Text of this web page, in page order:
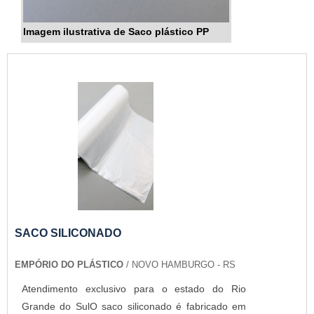
Imagem ilustrativa de Saco plástico PP
SACO SILICONADO
EMPÓRIO DO PLÁSTICO / NOVO HAMBURGO - RS
Atendimento exclusivo para o estado do Rio
Grande do SulO saco siliconado é fabricado em